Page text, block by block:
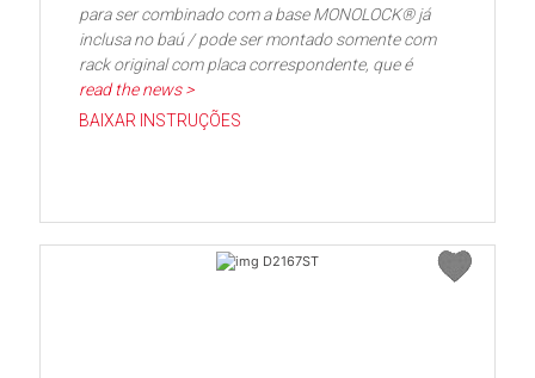
para ser combinado com a base MONOLOCK® já
inclusa no baú / pode ser montado somente com
rack original com placa correspondente, que é
read the news >
BAIXAR INSTRUÇÕES